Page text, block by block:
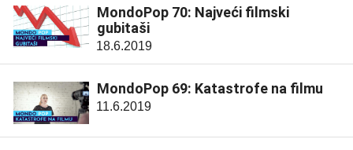
MondoPop 70: Najveći filmski
gubitaši
18.6.2019
MondoPop 69: Katastrofe na filmu
11.6.2019